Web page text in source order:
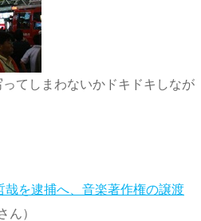
てしまわないかドキドキしなが
を逮捕へ、音楽著作権の譲渡
ん）